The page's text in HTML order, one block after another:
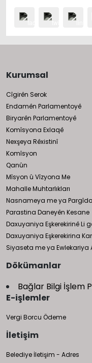
Kurumsal
Cîgirên Serok
Endamên Parlamentoyê
Biryarên Parlamentoyê
Komîsyona Exlaqê
Nexşeya Rêxistinî
Komîsyon
Qanûn
Mîsyon û Vîzyona Me
Mahalle Muhtarlıkları
Nasnameya me ya
Parastina Daneyên Kesane
Daxuyaniya Eşkerekirinê Li
Daxuyaniya Eşkerekirina
Siyaseta me ya
Dökümanlar
Bağlar Bilgi İşlem
E-işlemler
Vergi Borcu Ödeme
İletişim
Belediye İletişim - Adres